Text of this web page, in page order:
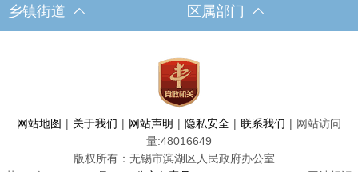
乡镇街道 区属部门
网站地图 | 关于我们 | 网站声明 | 隐私安全 | 联系我们 | 网站访问
量:48016649
版权所有：无锡市滨湖区人民政府办公室